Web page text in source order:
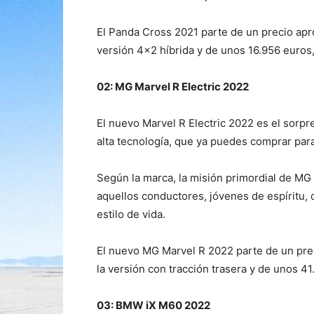
El Panda Cross 2021 parte de un precio
versión 4×2 híbrida y de unos 16.956
02: MG Marvel R Electric 2022
El nuevo Marvel R Electric 2022 es el
alta tecnología, que ya puedes comprar
Según la marca, la misión primordial de
aquellos conductores, jóvenes de espíritu,
estilo de vida.
El nuevo MG Marvel R 2022 parte de un
la versión con tracción trasera y de unos
03: BMW iX M60 2022